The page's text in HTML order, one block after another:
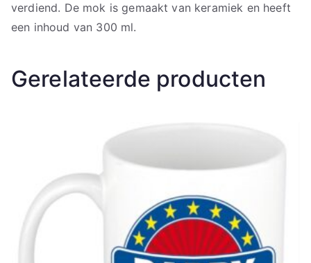
verdiend. De mok is gemaakt van keramiek en heeft
een inhoud van 300 ml.
Gerelateerde producten